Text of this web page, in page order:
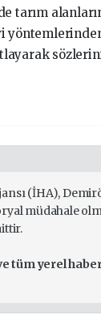
tarım
(İHA),
müdahale
tüm yerel